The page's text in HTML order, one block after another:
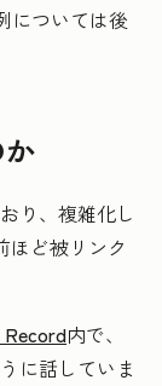
については後
り、複雑化し
ほど被リンク
内で、
に話していま